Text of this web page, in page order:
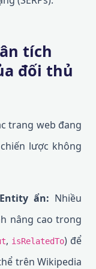
tích
đối thủ
trang web đang
lược không
ẩn: Nhiều
nâng cao trong
, isRelatedTo) để
trên Wikipedia